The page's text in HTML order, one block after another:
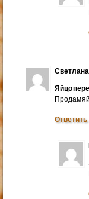
Светлана
Яйцо
Продам
Ответить